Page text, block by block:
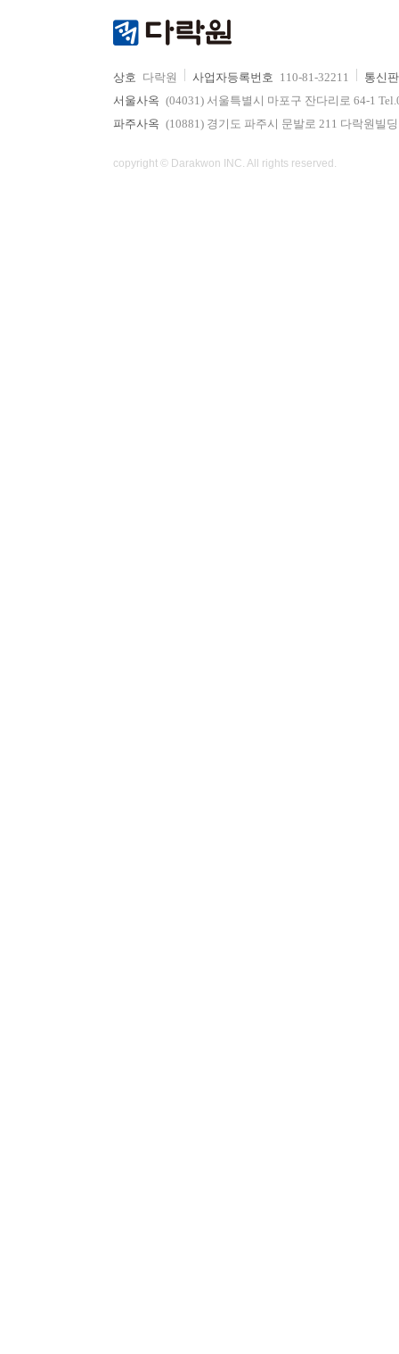
상호 다락원 사업자등록번호 110-81-32211
통신
서울사옥 (04031) 서울특별시 마포구 잔다리로 64-1
파주사옥 (10881) 경기도 파주시 문발로 211 다락원빌
copyright © Darakwon INC. All rights reserved.